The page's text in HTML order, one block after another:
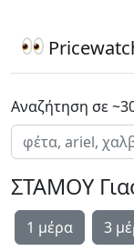
Αναζήτηση σε
ΣΤΑΜΟΥ
1 μέρα 3